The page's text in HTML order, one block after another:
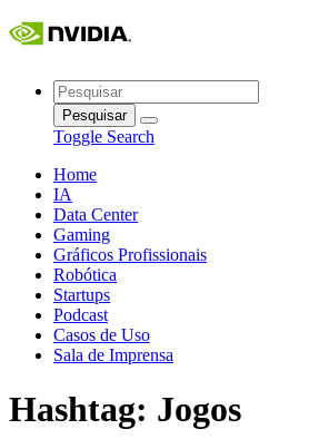
Skip
to
Pesquisar
por:
Toggle Search
Home
IA
Data Center
Gaming
Gráficos Profissionais
Robótica
Startups
Podcast
Casos de Uso
Sala de Imprensa
Hashtag: Jogos